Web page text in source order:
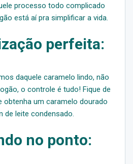
processo todo complicado
está aí pra simplificar a vida.
perfeita:
daquele caramelo lindo, não
o controle é tudo! Fique de
obtenha um caramelo dourado
de leite condensado.
no ponto: